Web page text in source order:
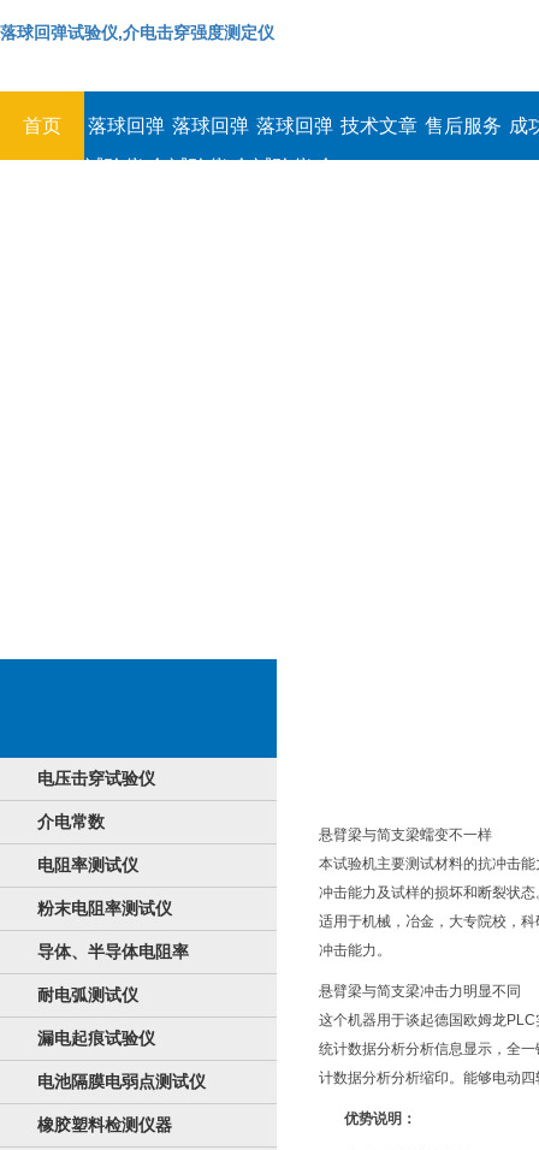
落球回弹试验仪,介电击穿强度测定仪
首页
落球回弹
试验仪,介
落球回弹
试验仪,介
落球回弹
试验仪,介
技术文章 售后服务 成
电压击穿试验仪
介电常数
电阻率测试仪
粉末电阻率测试仪
导体、半导体电阻率
耐电弧测试仪
漏电起痕试验仪
电池隔膜电弱点测试仪
橡胶塑料检测仪器
悬臂梁与简支梁蠕变不一样
本试验机主要测试材料的抗冲击
冲击能力及试样的损坏和断裂状态
适用于机械，冶金，大专院校，
冲击能力。
悬臂梁与简支梁冲击力明显不同
这个机器用于谈起德国欧姆龙
统计数据分析分析信息显示，全
计数据分析分析缩印。能够电动
优势说明：